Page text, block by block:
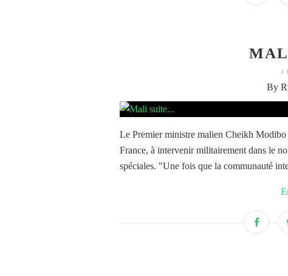
1
By
Le Premier ministre malien Cheikh
France, à intervenir militairement dans le
spéciales. "Une fois que la communauté